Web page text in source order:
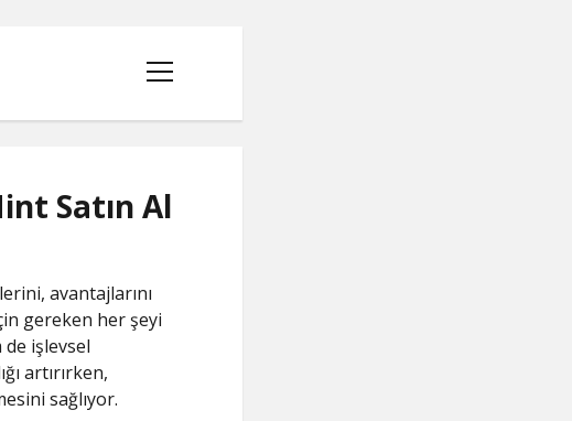
menüyü
aç
Satın Al
avantajlarını
gereken her şeyi
işlevsel
artırırken,
sağlıyor.